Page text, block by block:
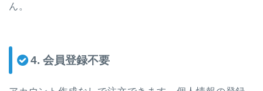
ん。
4. 会員登録不要